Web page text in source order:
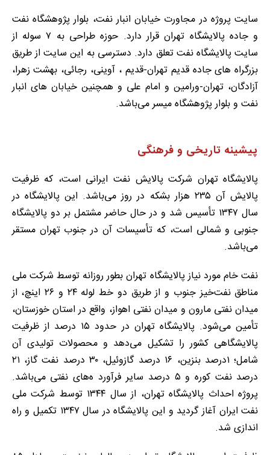
سایت پروژه در مجاورت خیابان انبار نفت، بلوار پژوهشگاه نفت
و جاده پالایشگاه تهران قرار دارد. حوزه طراحی به ۷ سوله از
سایت پالایشگاه نفت تعلق دارد. دسترسی به این سایت از طریق
بزرگراه های جاده قدیم تهران-قدیم ، آوینی، رجائی، بهشت زهرا،
آزادگان، تهران-ورامین و امام علی و همچنین خیابان های انبار
نفت و بلوار پژوهشگاه میسر می‌باشد.
پیشینه تاریخی و فرهنگی
پالایشگاه تهران شرکت پالایش نفت ایرانی است، که ظرفیت
پالایش آن ۲۳۵ هزار بشکه در روز می‌باشد. این پالایشگاه در
سال ۱۳۴۷ تأسیس شد و در حال حاضر مشتمل بر دو پالایشگاه
جنوبی و شمالی است، که تأسیسات آن در جنوب تهران مستقر
می‌باشد.
نفت خام مورد نیاز پالایشگاه تهران بطور روزانه توسط شرکت ملی
مناطق نفت‌خیز جنوب و از طریق دو خط لوله ۲۴ و ۲۶ اینچ، از
میدان نفتی مارون و میدان نفتی اهواز، واقع در استان خوزستان،
تأمین می‌شود. پالایشگاه تهران در حدود ۱۵ درصد از ظرفیت
پالایشگاهی کشور را تشکیل می‌دهد و محصولات تولیدی آن
شامل؛ ۱درصد بنزین، ۱۶ درصد گازوئیل، ۳۰ درصد نفت گاز، ۲۱
درصد نفت کوره و ۵ درصد سایر فرآورد ه‌های نفتی می‌باشد.
پروژه احداث پالایشگاه تهران، از سال ۱۳۴۴ توسط شرکت ملی
نفت ایران آغاز گردید و این پالایشگاه در سال ۱۳۴۷ تکمیل و راه
اندازی شد.